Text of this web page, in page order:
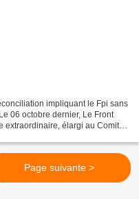
impliquant le Fpi sans
06 octobre dernier, Le Front
extraordinaire, élargi au Comité
Page suivante >